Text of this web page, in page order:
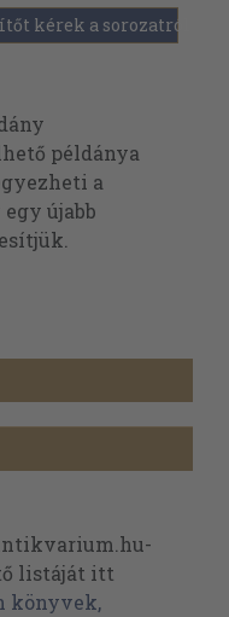
kérek a sorozatról
példánya
a
újabb
listáját itt
könyvek,